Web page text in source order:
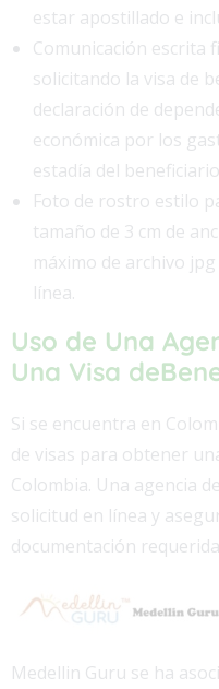
estar apostillado e
Comunicación escrita
solicitando la visa de
declaración de
económica por los
estadía del
Foto de rostro estilo
tamaño de 3 cm de
máximo de archivo
línea.
Uso de Una
Una Visa de
Si se encuentra en
de visas para obtener
Colombia. Una agencia
solicitud en línea y
documentación
Medellin Guru se ha